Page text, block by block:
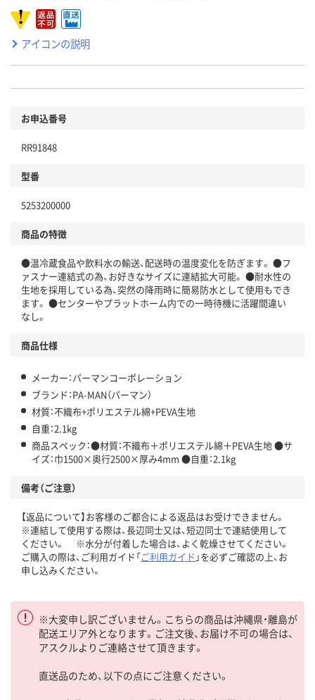
アイコンの説明
お申込番号
RR91848
型番
5253200000
商品の特徴
●温冷蔵食品や飲料水の輸送、配送時の温度変化を防ぎます。 ●フ
ァスナー連結式の為、お好きなサイズに連結拡大可能。 ●耐水性の
生地を採用している為、突然の降雨時に簡易防水として使用もでき
ます。 ●センターやプラットホーム内での一時待機に活躍間違い
なし。
商品仕様
メーカー：パーマンコーポレーション
ブランド：PA-MAN（パーマン）
材質：不織布+ポリエステル綿+PEVA生地
自重：2.1kg
商品スペック：●材質：不織布＋ポリエステル綿＋PEVA生地 ●サ
イズ：巾1500×奥行2500×厚み4mm ●自重：2.1kg
備考（ご注意）
【返品について】お客様のご都合による返品はお受けできません。
※連結して使用する際は、長辺同士又は、短辺同士で連結使用して
ください。 ※水分が付着した場合は、よく乾燥させてください。
ご購入の際は、ご利用ガイド「ご利用ガイド 」を必ずご確認の上、お
申し込みください。
※大変申し訳ございません。こちらの商品は沖縄県・離島が
配送エリア外となります。ご注文後、お届け不可の場合は、
アスクルよりご連絡させて頂きます。
直送品のため、以下の点にご注意ください。